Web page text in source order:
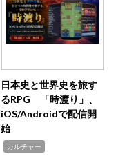
日本史と世界史を旅す
るRPG 「時渡り」、
iOS/Androidで配信開
始
カルチャー